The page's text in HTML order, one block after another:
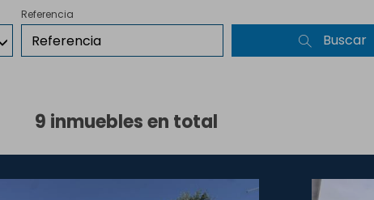
Referencia
Buscar
9 inmuebles en total